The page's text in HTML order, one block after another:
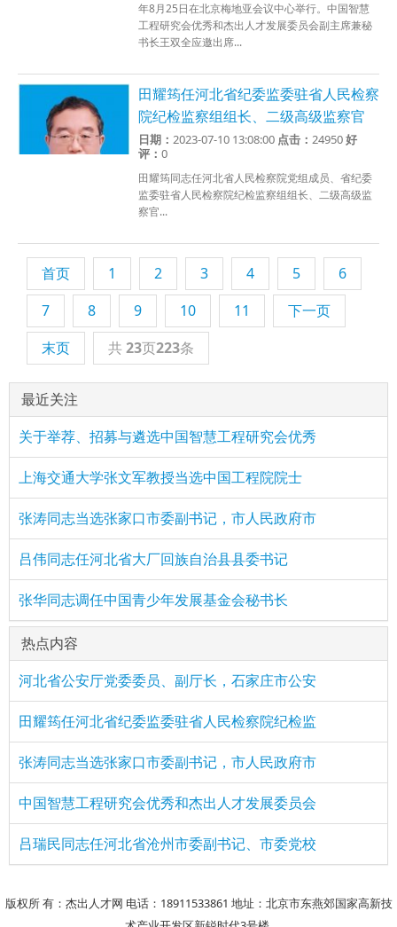
年8月25日在北京梅地亚会议中心举行。中国智慧
工程研究会优秀和杰出人才发展委员会副主席兼秘
书长王双全应邀出席...
田耀筠任河北省纪委监委驻省人民检察
院纪检监察组组长、二级高级监察官
日期：2023-07-10 13:08:00 点击：24950好
评：0
田耀筠同志任河北省人民检察院党组成员、省纪委
监委驻省人民检察院纪检监察组组长、二级高级监
察官...
首页 1 2 3 4 5
6
7
8 9 10 11
下一页
末页
共23页223条
最近关注
关于举荐、招募与遴选中国智慧工程研究会优秀
上海交通大学张文军教授当选中国工程院院士
张涛同志当选张家口市委副书记，市人民政府市
吕伟同志任河北省大厂回族自治县县委书记
张华同志调任中国青少年发展基金会秘书长
热点内容
河北省公安厅党委委员、副厅长，石家庄市公安
田耀筠任河北省纪委监委驻省人民检察院纪检监
张涛同志当选张家口市委副书记，市人民政府市
中国智慧工程研究会优秀和杰出人才发展委员会
吕瑞民同志任河北省沧州市委副书记、市委党校
版权所 有：杰出人才网 电话：18911533861 地址：北京市东燕郊国家高新技